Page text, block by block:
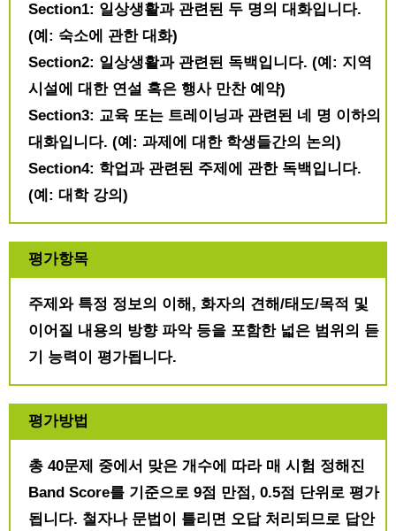
Section1: 일상생활과 관련된 두 명의 대화입니다.
(예: 숙소에 관한 대화)
Section2: 일상생활과 관련된 독백입니다. (예: 지역
시설에 대한 연설 혹은 행사 만찬 예약)
Section3: 교육 또는 트레이닝과 관련된 네 명 이하의
대화입니다. (예: 과제에 대한 학생들간의 논의)
Section4: 학업과 관련된 주제에 관한 독백입니다.
(예: 대학 강의)
평가항목
주제와 특정 정보의 이해, 화자의 견해/태도/목적 및
이어질 내용의 방향 파악 등을 포함한 넓은 범위의 듣
기 능력이 평가됩니다.
평가방법
총 40문제 중에서 맞은 개수에 따라 매 시험 정해진
Band Score를 기준으로 9점 만점, 0.5점 단위로 평가
됩니다. 철자나 문법이 틀리면 오답 처리되므로 답안